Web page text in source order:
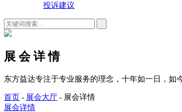
投诉建议
展 会 详 情
东方益达专注于专业服务的理念，十年如一日，如
首页 - 展会大厅 - 展会详情
展会详情